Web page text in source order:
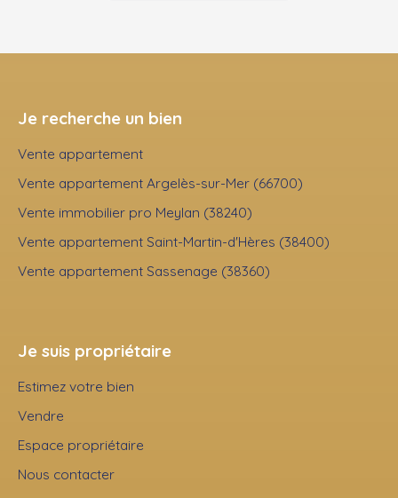
Je recherche un bien
Vente appartement
Vente appartement Argelès-sur-Mer (66700)
Vente immobilier pro Meylan (38240)
Vente appartement Saint-Martin-d'Hères (38400)
Vente appartement Sassenage (38360)
Je suis propriétaire
Estimez votre bien
Vendre
Espace propriétaire
Nous contacter